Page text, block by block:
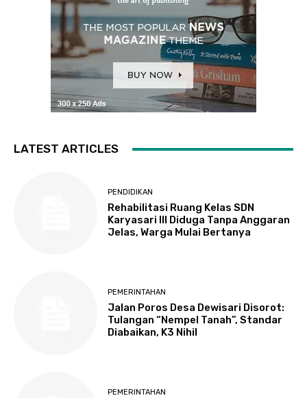
LATEST ARTICLES
PENDIDIKAN
Rehabilitasi Ruang Kelas SDN
Karyasari III Diduga Tanpa Anggaran
Jelas, Warga Mulai Bertanya
PEMERINTAHAN
Jalan Poros Desa Dewisari Disorot:
Tulangan “Nempel Tanah”, Standar
Diabaikan, K3 Nihil
PEMERINTAHAN